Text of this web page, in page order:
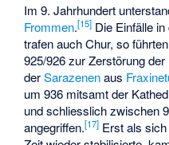
Im 9. Jahrhundert
Frommen.[15] Die Einfälle in
trafen auch Chur, so
925/926 zur Zerstörung der
derSarazenenaus
um 936 mitsamt der
und schliesslich zwischen
angegriffen.[17] Erst als